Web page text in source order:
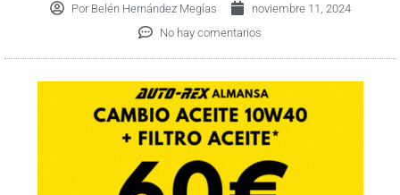
PorBelén Hernández Megías
noviembre 11, 2024
No hay comentarios